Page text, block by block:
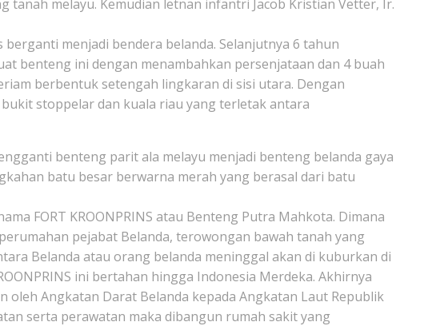
melayu. Kemudian letnan infantri Jacob Kristian Vetter, Ir.
menjadi bendera belanda. Selanjutnya 6 tahun
benteng ini dengan menambahkan persenjataan dan 4 buah
berbentuk setengah lingkaran di sisi utara. Dengan
stoppelar dan kuala riau yang terletak antara
benteng parit ala melayu menjadi benteng belanda gaya
batu besar berwarna merah yang berasal dari batu
FORT KROONPRINS atau Benteng Putra Mahkota. Dimana
pejabat Belanda, terowongan bawah tanah yang
Belanda atau orang belanda meninggal akan di kuburkan di
ini bertahan hingga Indonesia Merdeka. Akhirnya
oleh Angkatan Darat Belanda kepada Angkatan Laut Republik
serta perawatan maka dibangun rumah sakit yang